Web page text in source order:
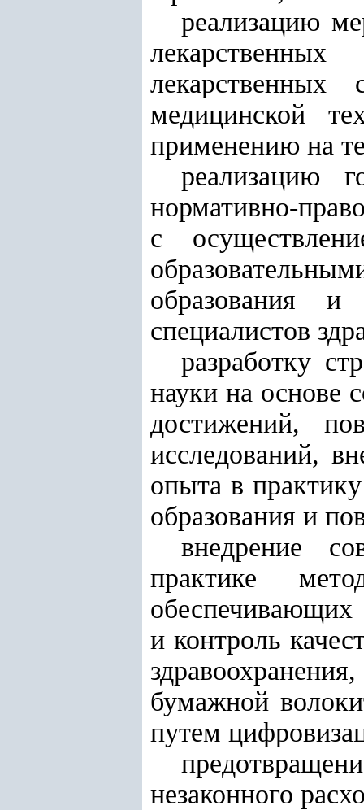
реализацию
лекарственных
медицинской
применению на
реализацию
нормативно-
с
образования
специалистов
разработку
науки на основе
достижений,
исследований,
опыта в
образования и
внедрение
практике
обеспечивающих
и контроль
бумажной
путем
незаконного